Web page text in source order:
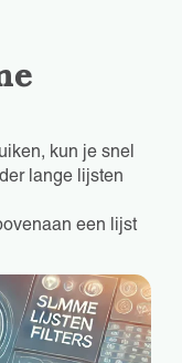
kun je snel
lange lijsten
een lijst